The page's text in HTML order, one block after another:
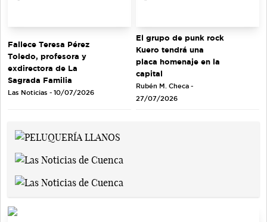
Fallece Teresa Pérez
Toledo, profesora y
exdirectora de La
Sagrada Familia
Las Noticias - 10/07/2026
El grupo de punk rock
Kuero tendrá una
placa homenaje en la
capital
Rubén M. Checa -
27/07/2026